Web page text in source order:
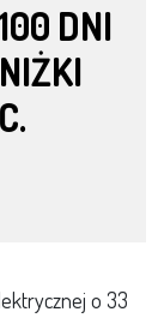
DNI
o 33